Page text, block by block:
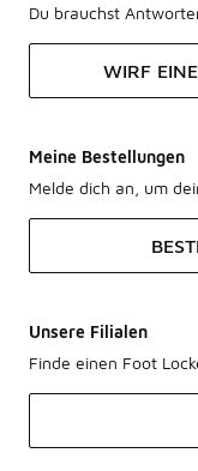
Du brauchst
WIRF
Meine Bestellungen
Melde dich an, um
Unsere Filialen
Finde einen Foot